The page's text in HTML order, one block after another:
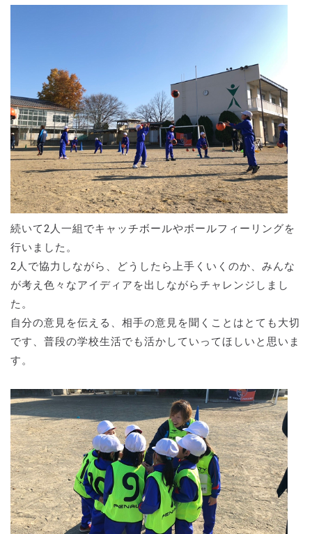
続いて2人一組でキャッチボールやボールフィーリングを
行いました。
2人で協力しながら、どうしたら上手くいくのか、みんな
が考え色々なアイディアを出しながらチャレンジしまし
た。
自分の意見を伝える、相手の意見を聞くことはとても大切
です、普段の学校生活でも活かしていってほしいと思いま
す。